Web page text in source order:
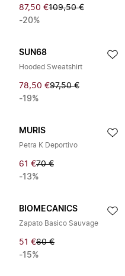
87,50 €109,50 €
-20%
SUN68
Hooded Sweatshirt
78,50 €97,50 €
-19%
MURIS
Petra K Deportivo
61 €70 €
-13%
BIOMECANICS
Zapato Basico Sauvage
51 €60 €
-15%